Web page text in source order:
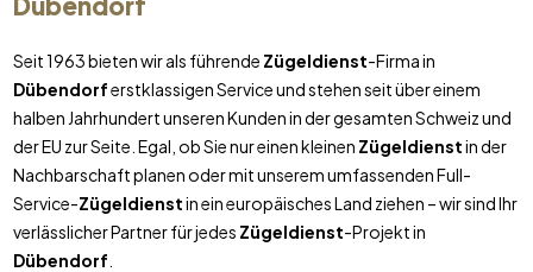
Seit 1963 bieten wir als führende Zügeldienst-Firma in
Dübendorferstklassigen Service und stehen seit über einem
halben Jahrhundert unseren Kunden in der gesamten Schweiz und
der EU zur Seite. Egal, ob Sie nur einen kleinen Zügeldienstin der
Nachbarschaft planen oder mit unserem umfassenden Full-
Service-Zügeldienstin ein europäisches Land ziehen – wir sind Ihr
verlässlicher Partner für jedes Zügeldienst-Projekt in
Dübendorf